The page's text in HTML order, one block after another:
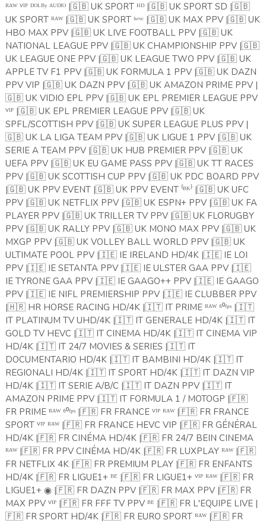
ᴿᴬᵂ ⱽᴵᴾ ᴰᴼᴸᴮʸ ᴬᵁᴰᴵᴼ |🇬🇧UK SPORT ᴴᴰ |🇬🇧UK SPORT SD |🇬🇧
UK SPORT ᴿᴬᵂ |🇬🇧UK SPORT ʰᵉᵛᶜ |🇬🇧UK MAX PPV |🇬🇧UK
HBO MAX PPV |🇬🇧UK LIVE FOOTBALL PPV |🇬🇧UK
NATIONAL LEAGUE PPV |🇬🇧UK CHAMPIONSHIP PPV |🇬🇧
UK LEAGUE ONE PPV |🇬🇧UK LEAGUE TWO PPV |🇬🇧UK
APPLE TV F1 PPV |🇬🇧UK FORMULA 1 PPV |🇬🇧UK DAZN
PPV VIP |🇬🇧UK DAZN PPV |🇬🇧UK AMAZON PRIME PPV |
🇬🇧UK VIDIO EPL PPV |🇬🇧UK EPL PREMIER LEAGUE PPV
ⱽᴵᴾ |🇬🇧UK EPL PREMIER LEAGUE PPV |🇬🇧UK
SPFL/SCOTTISH PPV |🇬🇧UK SUPER LEAGUE PLUS PPV |
🇬🇧UK LA LIGA TEAM PPV |🇬🇧UK LIGUE 1 PPV |🇬🇧UK
SERIE A TEAM PPV |🇬🇧UK HUB PREMIER PPV |🇬🇧UK
UEFA PPV |🇬🇧UK EU GAME PASS PPV |🇬🇧UK TT RACES
PPV |🇬🇧UK SCOTTISH CUP PPV |🇬🇧UK PDC BOARD PPV
|🇬🇧UK PPV EVENT |🇬🇧UK PPV EVENT ⁽ᴮᴷ⁾ |🇬🇧UK UFC
PPV |🇬🇧UK NETFLIX PPV |🇬🇧UK ESPN+ PPV |🇬🇧UK FA
PLAYER PPV |🇬🇧UK TRILLER TV PPV |🇬🇧UK FLORUGBY
PPV |🇬🇧UK RALLY PPV |🇬🇧UK MONO MAX PPV |🇬🇧UK
MXGP PPV |🇬🇧UK VOLLEY BALL WORLD PPV |🇬🇧UK
ULTIMATE POOL PPV |🇮🇪IE IRELAND HD/4K |🇮🇪IE LOI
PPV |🇮🇪IE SETANTA PPV |🇮🇪IE ULSTER GAA PPV |🇮🇪
IE TYRONE GAA PPV |🇮🇪IE GAAGO++ PPV |🇮🇪IE GAAGO
PPV |🇮🇪IE NIFL PREMIERSHIP PPV |🇮🇪IE CLUBBER PPV
|🇭🇷HR HORSE RACING HD/4K |🇮🇹IT PRIME ᴿᴬᵂ ⁶⁰ᶠᵖˢ |🇮🇹
IT PLATINUM TV UHD/4K |🇮🇹IT GENERALE HD/4K |🇮🇹IT
GOLD TV HEVC |🇮🇹IT CINEMA HD/4K |🇮🇹IT CINEMA VIP
HD/4K |🇮🇹IT 24/7 MOVIES & SERIES |🇮🇹IT
DOCUMENTARIO HD/4K |🇮🇹IT BAMBINI HD/4K |🇮🇹IT
REGIONALI HD/4K |🇮🇹IT SPORT HD/4K |🇮🇹IT DAZN VIP
HD/4K |🇮🇹IT SERIE A/B/C |🇮🇹IT DAZN PPV |🇮🇹IT
AMAZON PRIME PPV |🇮🇹IT FORMULA 1 / MOTOGP |🇫🇷
FR PRIME ᴿᴬᵂ ⁶⁰ᶠᵖˢ |🇫🇷FR FRANCE ⱽᴵᴾ ᴿᴬᵂ |🇫🇷FR FRANCE
SPORT ⱽᴵᴾ ᴿᴬᵂ |🇫🇷FR FRANCE HEVC VIP |🇫🇷FR GÉNÉRAL
HD/4K |🇫🇷FR CINÉMA HD/4K |🇫🇷FR 24/7 BEIN CINEMA
ᴿᴬᵂ |🇫🇷FR PPV CINÉMA HD/4K |🇫🇷FR LUXPLAY ᴿᴬᵂ |🇫🇷
FR NETFLIX 4K |🇫🇷FR PREMIUM PLAY |🇫🇷FR ENFANTS
HD/4K |🇫🇷FR LIGUE1+ ᴮᴱ |🇫🇷FR LIGUE1+ ⱽᴵᴾ ᴿᴬᵂ |🇫🇷FR
LIGUE1+ ◉|🇫🇷FR DAZN PPV |🇫🇷FR MAX PPV |🇫🇷FR
MAX PPV ⱽᴵᴾ |🇫🇷FR FFF TV PPV ᴮᴱ |🇫🇷FR L'EQUIPE LIVE |
🇫🇷FR SPORT HD/4K |🇫🇷FR EURO SPORT ᴿᴬᵂ |🇫🇷FR